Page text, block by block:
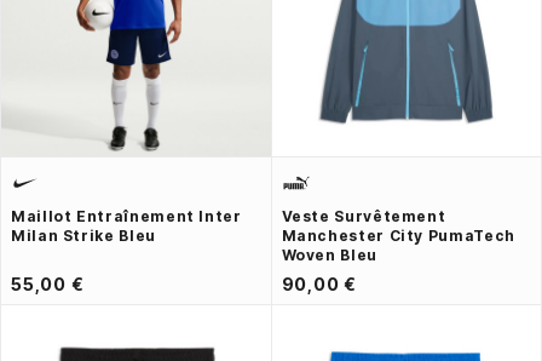
Maillot Entraînement Inter
Milan Strike Bleu
55,00 €
Veste Survêtement
Manchester City PumaTech
Woven Bleu
90,00 €